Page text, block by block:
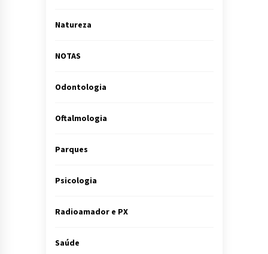
Natureza
NOTAS
Odontologia
Oftalmologia
Parques
Psicologia
Radioamador e PX
Saúde